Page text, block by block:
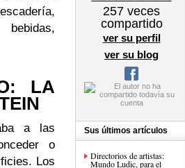
bebidas,
LA
a las
o
Los
257 veces
compartido
ver su perfil
ver su blog
Sus últimos artículos
Directorios de artistas:
Mundo Ludic, para el